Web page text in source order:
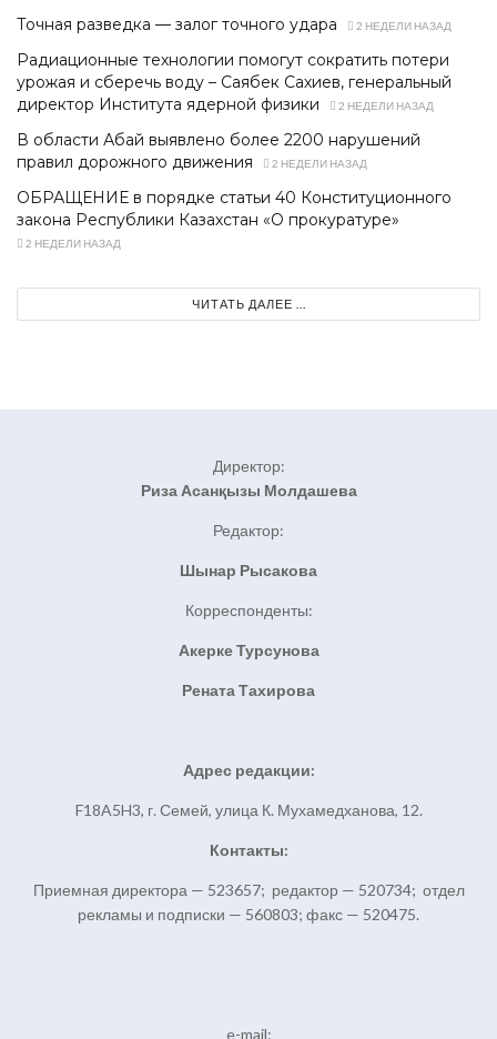
Точная разведка — залог точного удара 2 НЕДЕЛИ НАЗАД
Радиационные технологии помогут сократить потери
урожая и сберечь воду – Саябек Сахиев, генеральный
директор Института ядерной физики
2 НЕДЕЛИ НАЗАД
В области Абай выявлено более 2200 нарушений
правил дорожного движения
2 НЕДЕЛИ НАЗАД
ОБРАЩЕНИЕ в порядке статьи 40 Конституционного
закона Республики Казахстан «О прокуратуре»
2 НЕДЕЛИ НАЗАД
ЧИТАТЬ ДАЛЕЕ ...
Директор:
Риза Асанқызы Молдашева
Редактор:
Шынар Рысакова
Корреспонденты:
Акерке Турсунова
Рената Тахирова
Адрес редакции:
F18A5H3, г. Семей, улица К. Мухамедханова, 12.
Контакты:
Приемная директора — 523657; редактор — 520734; отдел
рекламы и подписки — 560803; факс — 520475.
e-mail: